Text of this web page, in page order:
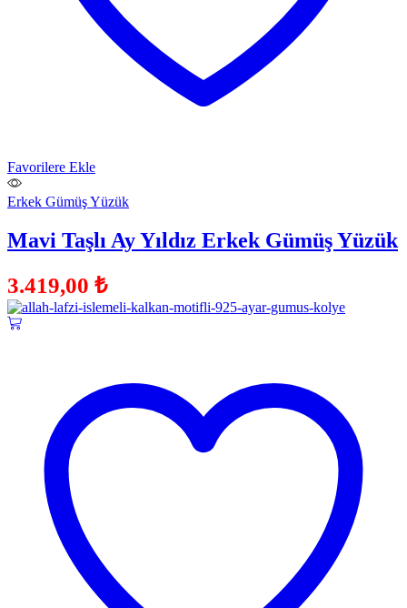
Favorilere Ekle
Erkek Gümüş Yüzük
Mavi Taşlı Ay Yıldız Erkek Gümüş Yüzük
3.419,00 ₺